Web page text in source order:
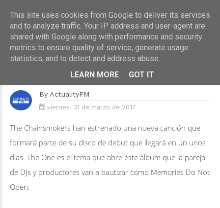
HOME›MÚSICA
The Chainsmokers se sinceran en
By ActualityFM
viernes, 31 de marzo de 2017
The Chainsmokers han estrenado una nueva canción que
formará parte de su disco de debut que llegará en un unos
días. The One es el tema que abre éste álbum que la pareja
de DJs y productores van a bautizar como Memories Do Not
Open.
This site uses cookies from Google to deliver its services
and to analyze traffic. Your IP address and user-agent are
shared with Google along with performance and security
metrics to ensure quality of service, generate usage
statistics, and to detect and address abuse.
LEARN MORE
GOT IT